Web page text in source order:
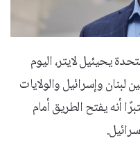
يحيئيل لايتر، اليوم
لبنان وإسرائيل والولايات
أنه يفتح الطريق أمام